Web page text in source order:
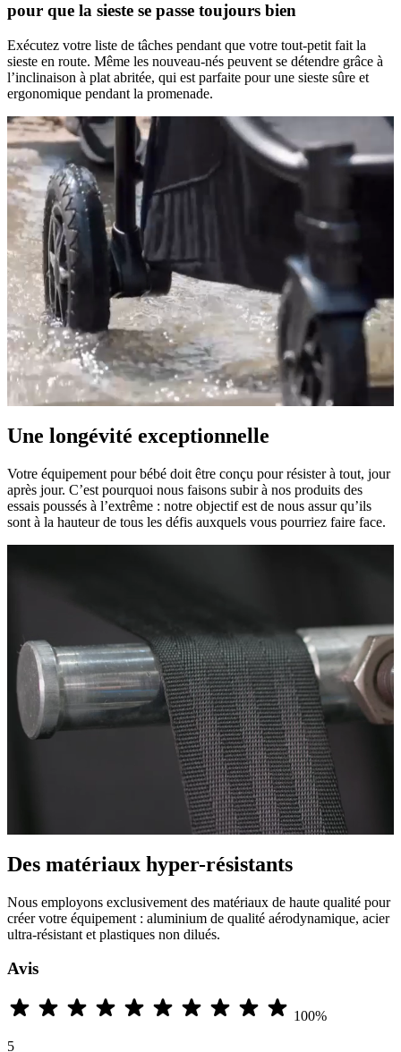
pour que la sieste se passe toujours bien
Exécutez votre liste de tâches pendant que votre tout-petit fait la
sieste en route. Même les nouveau-nés peuvent se détendre grâce à
l’inclinaison à plat abritée, qui est parfaite pour une sieste sûre et
ergonomique pendant la promenade.
Une longévité exceptionnelle
Votre équipement pour bébé doit être conçu pour résister à tout, jour
après jour. C’est pourquoi nous faisons subir à nos produits des
essais poussés à l’extrême : notre objectif est de nous assur qu’ils
sont à la hauteur de tous les défis auxquels vous pourriez faire face.
Des matériaux hyper-résistants
Nous employons exclusivement des matériaux de haute qualité pour
créer votre équipement : aluminium de qualité aérodynamique, acier
ultra-résistant et plastiques non dilués.
Avis
100%
5